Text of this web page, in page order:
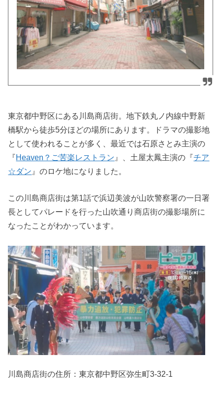
東京都中野区にある川島商店街。地下鉄丸ノ内線中野新
橋駅から徒歩5分ほどの場所にあります。ドラマの撮影地
として使われることが多く、最近では石原さとみ主演の
『Heaven？ご苦楽レストラン 』、土屋太鳳主演の『チア
☆ダン 』のロケ地になりました。
この川島商店街は第1話で浜辺美波が山吹警察署の一日署
長としてパレードを行った山吹通り商店街の撮影場所に
なったことがわかっています。
川島商店街の住所：東京都中野区弥生町3-32-1